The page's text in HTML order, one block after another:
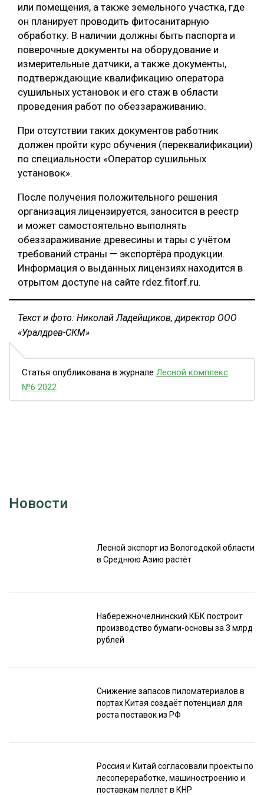
или помещения, а также земельного участка, где
он планирует проводить фитосанитарную
обработку. В наличии должны быть паспорта и
поверочные документы на оборудование и
измерительные датчики, а также документы,
подтверждающие квалификацию оператора
сушильных установок и его стаж в области
проведения работ по обеззараживанию.
При отсутствии таких документов работник
должен пройти курс обучения (переквалификации)
по специальности «Оператор сушильных
установок».
После получения положительного решения
организация лицензируется, заносится в реестр
и может самостоятельно выполнять
обеззараживание древесины и тары с учётом
требований страны — экспортёра продукции.
Информация о выданных лицензиях находится в
отрытом доступе на сайте rdez.fitorf.ru.
Текст и фото: Николай Ладейщиков, директор ООО
«Уралдрев-СКМ»
Статья опубликована в журнале Лесной комплекс
№6 2022
Новости
Лесной экспорт из Вологодской области
в Среднюю Азию растёт
Набережночелнинский КБК построит
производство бумаги-основы за 3 млрд
рублей
Снижение запасов пиломатериалов в
портах Китая создаёт потенциал для
роста поставок из РФ
Россия и Китай согласовали проекты по
лесопереработке, машиностроению и
поставкам пеллет в КНР